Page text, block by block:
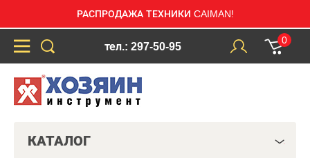
РАСПРОДАЖА ТЕХНИКИ CAIMAN!
тел.: 297-50-95
0
КАТАЛОГ